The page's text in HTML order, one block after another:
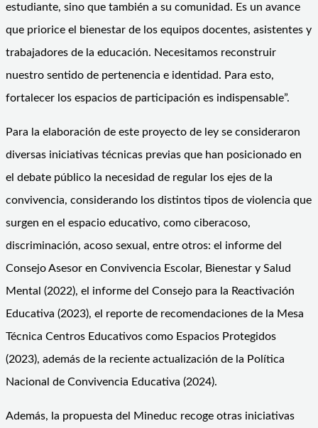
estudiante, sino que también a su comunidad. Es un avance
que priorice el bienestar de los equipos docentes, asistentes y
trabajadores de la educación. Necesitamos reconstruir
nuestro sentido de pertenencia e identidad. Para esto,
fortalecer los espacios de participación es indispensable”.
Para la elaboración de este proyecto de ley se consideraron
diversas iniciativas técnicas previas que han posicionado en
el debate público la necesidad de regular los ejes de la
convivencia, considerando los distintos tipos de violencia que
surgen en el espacio educativo, como ciberacoso,
discriminación, acoso sexual, entre otros: el informe del
Consejo Asesor en Convivencia Escolar, Bienestar y Salud
Mental (2022), el informe del Consejo para la Reactivación
Educativa (2023), el reporte de recomendaciones de la Mesa
Técnica Centros Educativos como Espacios Protegidos
(2023), además de la reciente actualización de la Política
Nacional de Convivencia Educativa (2024).
Además, la propuesta del Mineduc recoge otras iniciativas